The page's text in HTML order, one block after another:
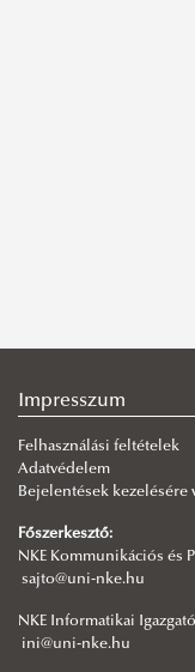
Impresszum
Felhasználási feltételek
Adatvédelem
Bejelentések kezelésére
Főszerkesztő:
NKE Kommunikációs és
sajto@uni-nke.hu
NKE Informatikai
ini@uni-nke.hu